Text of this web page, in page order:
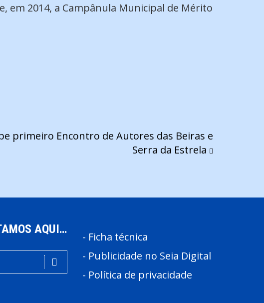
em 2014, a Campânula Municipal de Mérito
primeiro Encontro de Autores das Beiras e
Serra da Estrela
AQUI…
- Ficha técnica
- Publicidade no Seia Digital
- Política de privacidade